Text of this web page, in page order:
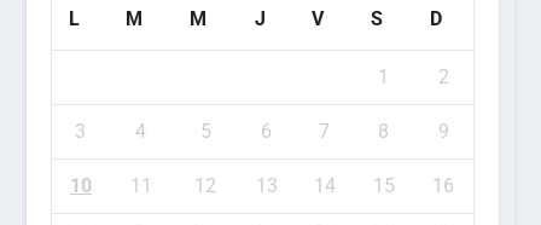
L M M J V S D
1 2
3 4 5 6 7 8 9
10 11 12 13 14 15 16